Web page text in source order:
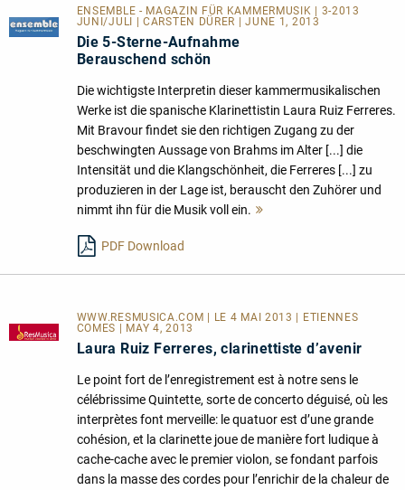
ENSEMBLE - MAGAZIN FÜR KAMMERMUSIK | 3-2013
JUNI/JULI | CARSTEN DÜRER | JUNE 1, 2013
Die 5-Sterne-Aufnahme
Berauschend schön
Die wichtigste Interpretin dieser kammermusikalischen
Werke ist die spanische Klarinettistin Laura Ruiz Ferreres.
Mit Bravour findet sie den richtigen Zugang zu der
beschwingten Aussage von Brahms im Alter [...] die
Intensität und die Klangschönheit, die Ferreres [...] zu
produzieren in der Lage ist, berauscht den Zuhörer und
nimmt ihn für die Musik voll ein.
PDF Download
WWW.RESMUSICA.COM | LE 4 MAI 2013 | ETIENNES
COMES | MAY 4, 2013
Laura Ruiz Ferreres, clarinettiste d’avenir
Le point fort de l’enregistrement est à notre sens le
célébrissime Quintette, sorte de concerto déguisé, où les
interprètes font merveille: le quatuor est d’une grande
cohésion, et la clarinette joue de manière fort ludique à
cache-cache avec le premier violon, se fondant parfois
dans la masse des cordes pour l’enrichir de la chaleur de